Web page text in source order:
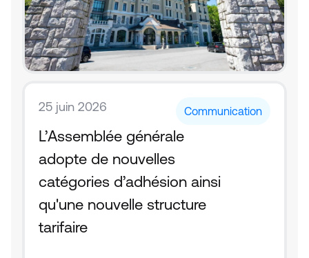
25 juin 2026 Communication
L’Assemblée générale
adopte de nouvelles
catégories d’adhésion ainsi
qu'une nouvelle structure
tarifaire